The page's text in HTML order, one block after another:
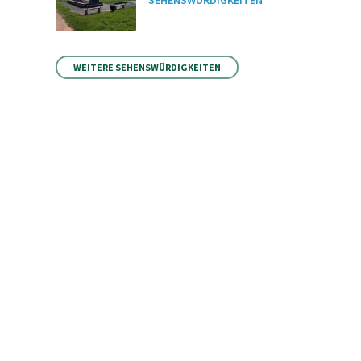
WEITERE SEHENSWÜRDIGKEITEN